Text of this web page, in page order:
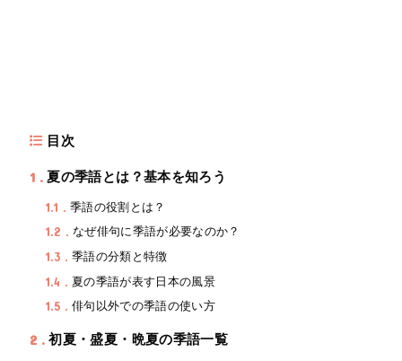
目次
1 夏の季語とは？基本を知ろう
1.1 季語の役割とは？
1.2 なぜ俳句に季語が必要なのか？
1.3 季語の分類と特徴
1.4 夏の季語が表す日本の風景
1.5 俳句以外での季語の使い方
2 初夏・盛夏・晩夏の季語一覧